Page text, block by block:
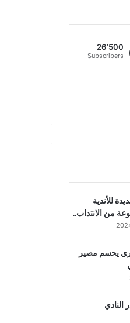
26٬500
Subscribers
للأندية
من الانتداب..
يحسم مصير
النادي